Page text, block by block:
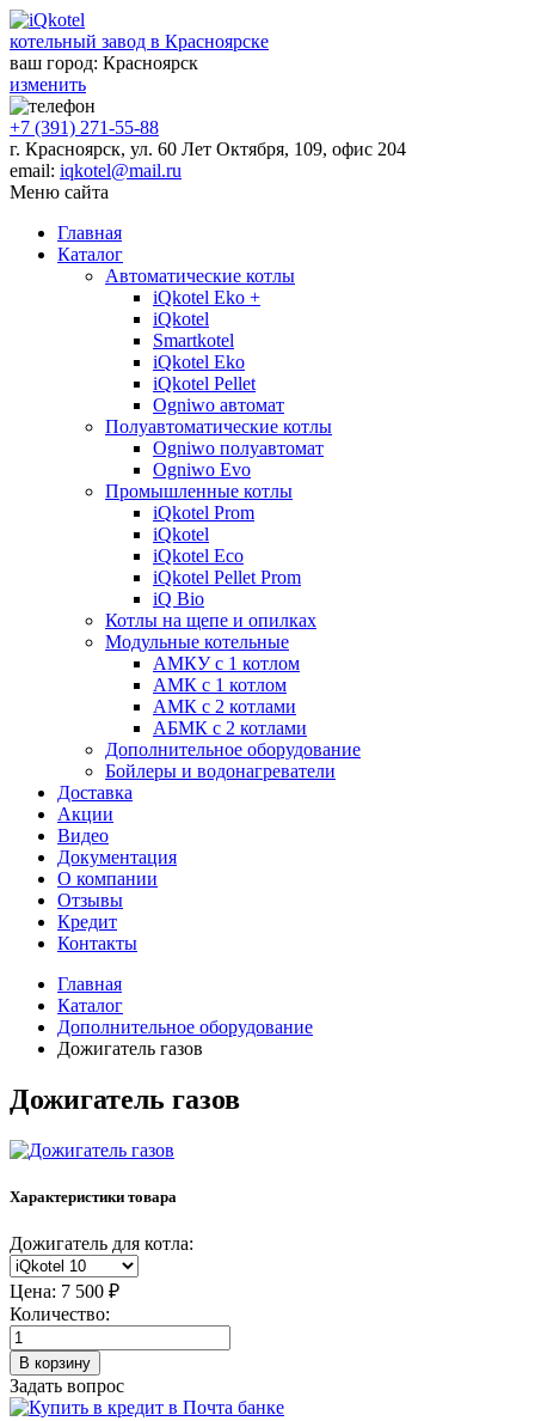
котельный завод в Красноярске
ваш город: Красноярск
изменить
+7 (391) 271-55-88
г. Красноярск, ул. 60 Лет Октября, 109, офис 204
email: iqkotel@mail.ru
Меню сайта
Главная
Каталог
Автоматические котлы
iQkotel Eko +
iQkotel
Smartkotel
iQkotel Eko
iQkotel Pellet
Ogniwo автомат
Полуавтоматические котлы
Ogniwo полуавтомат
Ogniwo Evo
Промышленные котлы
iQkotel Prom
iQkotel
iQkotel Eco
iQkotel Pellet Prom
iQ Bio
Котлы на щепе и опилках
Модульные котельные
АМКУ с 1 котлом
АМК с 1 котлом
АМК с 2 котлами
АБМК с 2 котлами
Дополнительное оборудование
Бойлеры и водонагреватели
Доставка
Акции
Видео
Документация
О компании
Отзывы
Кредит
Контакты
Главная
Каталог
Дополнительное оборудование
Дожигатель газов
Дожигатель газов
Характеристики товара
Дожигатель для котла:
Цена: 7 500 ₽
Количество:
Задать вопрос